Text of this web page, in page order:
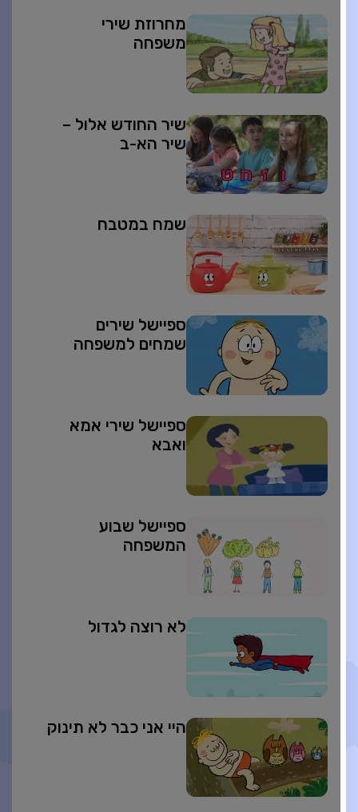
מחרוזת שירי
משפחה
שיר החודש אלול –
שיר הא-ב
שמח במטבח
ספיישל שירים
שמחים למשפחה
ספיישל שירי אמא
ואבא
ספיישל שבוע
המשפחה
לא רוצה לגדול
היי אני כבר לא תינוק